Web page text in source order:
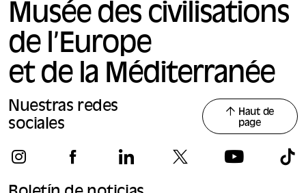
Musée des civilisations
de l’Europe
et de la Méditerranée
Nuestras redes
sociales
Haut de
page